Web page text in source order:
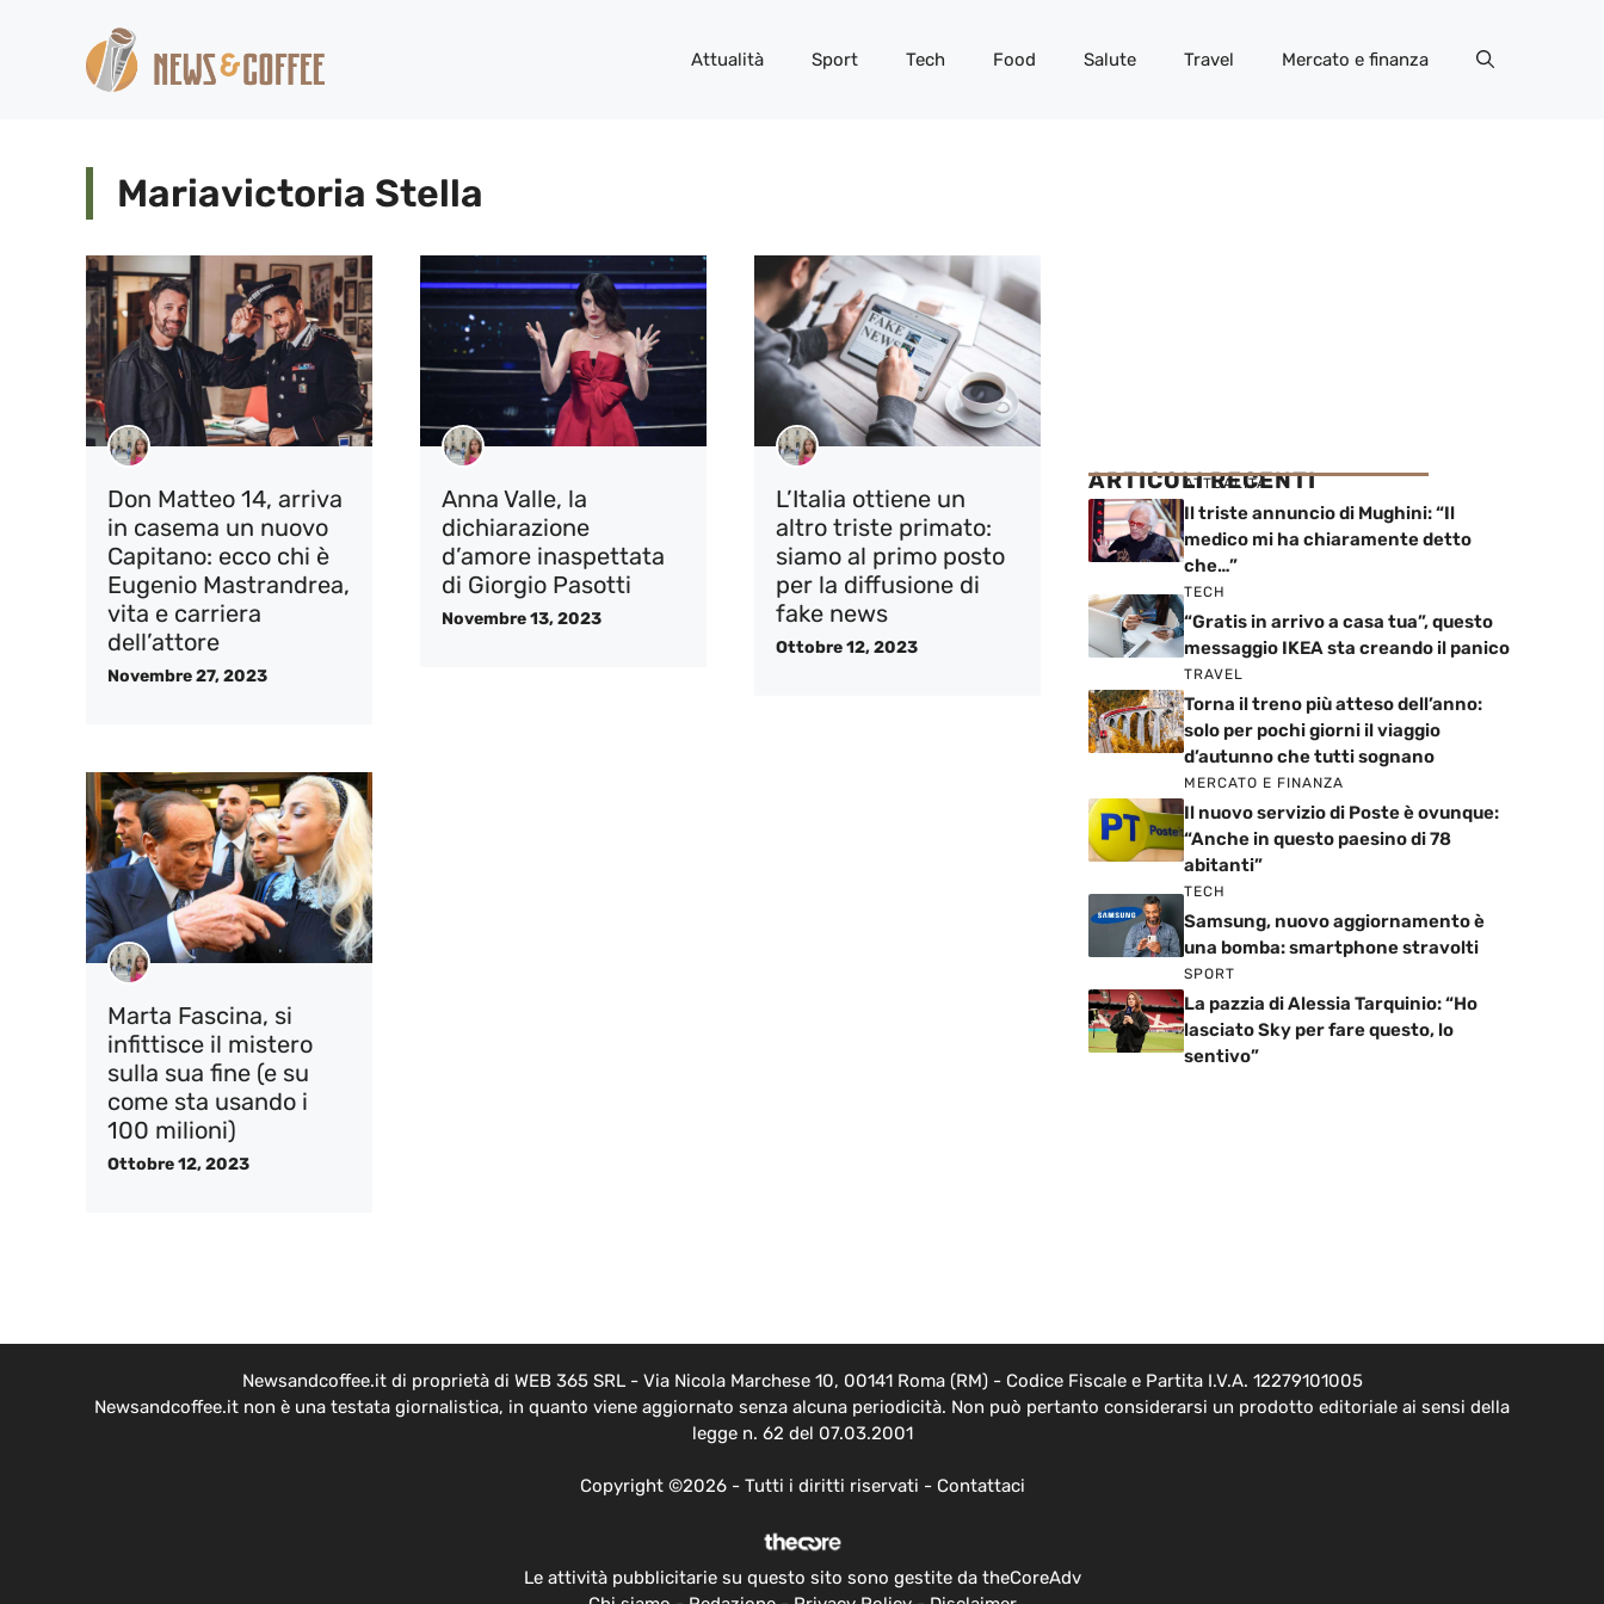
contenuto
Attualità Sport Tech Food Salute Travel Mercato e finanza
Mariavictoria Stella
Don Matteo 14, arriva
in casema un nuovo
Capitano: ecco chi è
Eugenio Mastrandrea,
vita e carriera
dell’attore
Novembre 27, 2023
Anna Valle, la
dichiarazione
d’amore inaspettata
di Giorgio Pasotti
Novembre 13, 2023
L’Italia ottiene un
altro triste primato:
siamo al primo posto
per la diffusione di
fake news
Ottobre 12, 2023
Marta Fascina, si
infittisce il mistero
sulla sua fine (e su
come sta usando i
100 milioni)
Ottobre 12, 2023
ARTICOLI RECENTI
ATTUALITÀ
Il triste annuncio di Mughini: “Il
medico mi ha chiaramente detto
che…”
TECH
“Gratis in arrivo a casa tua”, questo
messaggio IKEA sta creando il panico
TRAVEL
Torna il treno più atteso dell’anno:
solo per pochi giorni il viaggio
d’autunno che tutti sognano
MERCATO E FINANZA
Il nuovo servizio di Poste è ovunque:
“Anche in questo paesino di 78
abitanti”
TECH
Samsung, nuovo aggiornamento è
una bomba: smartphone stravolti
SPORT
La pazzia di Alessia Tarquinio: “Ho
lasciato Sky per fare questo, lo
sentivo”
Newsandcoffee.it di proprietà di WEB 365 SRL - Via Nicola Marchese 10, 00141 Roma (RM) - Codice Fiscale e Partita I.V.A. 12279101005
Newsandcoffee.it non è una testata giornalistica, in quanto viene aggiornato senza alcuna periodicità. Non può pertanto considerarsi un prodotto editoriale ai sensi della
legge n. 62 del 07.03.2001
Copyright ©2026 - Tutti i diritti riservati - Contattaci
Le attività pubblicitarie su questo sito sono gestite da theCoreAdv